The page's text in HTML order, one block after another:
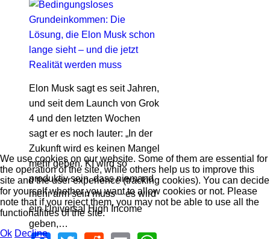
Elon Musk sagt es seit Jahren,
und seit dem Launch von Grok
4 und den letzten Wochen
sagt er es noch lauter: „In der
Zukunft wird es keinen Mangel
mehr geben. KI wird so
produktiv sein, dass niemand
mehr arm sein muss – es wird
ein Universal High Income
geben,…
We use cookies on our website. Some of them are essential for
the operation of the site, while others help us to improve this
site and the user experience (tracking cookies). You can decide
for yourself whether you want to allow cookies or not. Please
note that if you reject them, you may not be able to use all the
functionalities of the site.
Ok Decline